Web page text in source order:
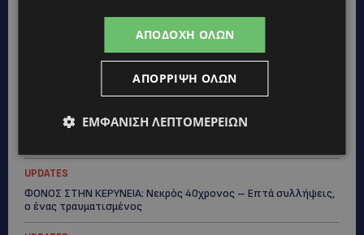
«ENOLA GAY»: Το τραγούδι που κράτησε ζωντανή τη μνήμη
της Χιροσίμα – 81 χρόνια από τη μέρα που άλλαξε την
ανθρωπότητα-(Bίντεο)
PERNERA BEACH HOTEL: Εκλεκτές παρουσίες στα 50 χρόνια
UPDATES
ΦΟΝΟΣ ΣΤΗΝ ΚΕΡΥΝΕΙΑ: Νεκρός 40χρονος – Επτά συλλήψεις,
ο ένας τραυματισμένος
ΑΠΟΔΟΧΉ ΌΛΩΝ
ΑΠΌΡΡΙΨΗ ΌΛΩΝ
ΕΜΦΆΝΙΣΗ ΛΕΠΤΟΜΕΡΕΙΏΝ